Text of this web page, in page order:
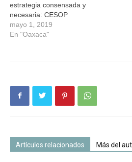
estrategia consensada y
necesaria: CESOP
mayo 1, 2019
En "Oaxaca"
Artículos relacionados Más del